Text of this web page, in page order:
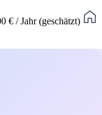
€ / Jahr (geschätzt)